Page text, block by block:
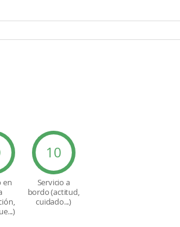
en
10
Servicio a
bordo (actitud,
cuidado...)